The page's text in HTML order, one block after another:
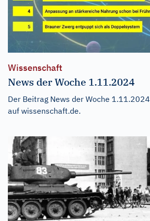
Wissenschaft
News der Woche 1.11.2024
Der Beitrag News der Woche 1.11.2024
auf wissenschaft.de.